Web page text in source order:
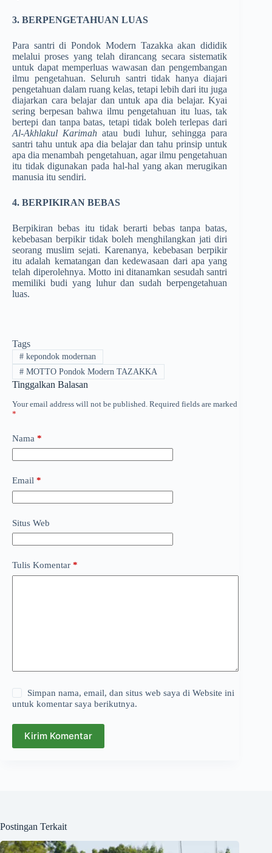
3. BERPENGETAHUAN LUAS
Para santri di Pondok Modern Tazakka akan dididik
melalui proses yang telah dirancang secara sistematik
untuk dapat memperluas wawasan dan pengembangan
ilmu pengetahuan. Seluruh santri tidak hanya diajari
pengetahuan dalam ruang kelas, tetapi lebih dari itu juga
diajarkan cara belajar dan untuk apa dia belajar. Kyai
sering berpesan bahwa ilmu pengetahuan itu luas, tak
bertepi dan tanpa batas, tetapi tidak boleh terlepas dari
Al-Akhlakul Karimahatau budi luhur, sehingga para
santri tahu untuk apa dia belajar dan tahu prinsip untuk
apa dia menambah pengetahuan, agar ilmu pengetahuan
itu tidak digunakan pada hal-hal yang akan merugikan
manusia itu sendiri.
4. BERPIKIRAN BEBAS
Berpikiran bebas itu tidak berarti bebas tanpa batas,
kebebasan berpikir tidak boleh menghilangkan jati diri
seorang muslim sejati. Karenanya, kebebasan berpikir
itu adalah kematangan dan kedewasaan dari apa yang
telah diperolehnya. Motto ini ditanamkan sesudah santri
memiliki budi yang luhur dan sudah berpengetahuan
luas.
Tags
#kepondok modernan
#MOTTO Pondok Modern TAZAKKA
Tinggalkan Balasan
Your email address will not be published. Required fields are marked
*
Nama *
Email *
Situs Web
Tulis Komentar *
Simpan nama, email, dan situs web saya di Website ini
untuk komentar saya berikutnya.
Kirim Komentar
Postingan Terkait